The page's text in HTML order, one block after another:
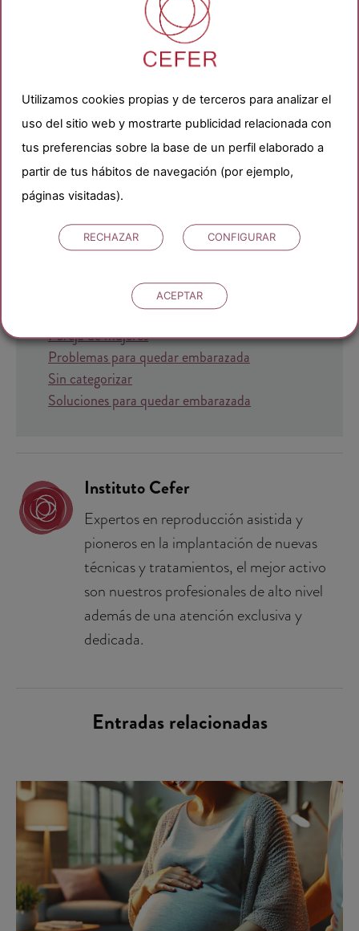
Categorías
Buscando el embarazo
Dudas sobre tratamientos
Durante el embarazo
Pareja de mujeres
Problemas para quedar embarazada
Sin categorizar
Soluciones para quedar embarazada
Instituto Cefer
Expertos en reproducción asistida y
pioneros en la implantación de nuevas
técnicas y tratamientos, el mejor activo
son nuestros profesionales de alto nivel
además de una atención exclusiva y
dedicada.
Entradas relacionadas
Utilizamos cookies propias y de terceros para analizar el
uso del sitio web y mostrarte publicidad relacionada con
tus preferencias sobre la base de un perfil elaborado a
partir de tus hábitos de navegación (por ejemplo,
páginas visitadas).
RECHAZAR CONFIGURAR
ACEPTAR